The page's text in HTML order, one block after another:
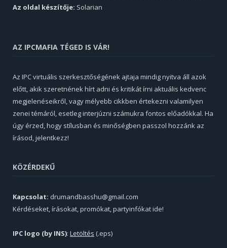
Az oldal készítője: Solarian
AZ IPCMAFIA TÉGED IS VÁR!
Az IPC virtuális szerkesztőségének ajtaja mindig nyitva áll azok
előtt, akik szeretnének hírt adni és kritikát írni aktuális kedvenc
megjelenéseikről, vagy mélyebb cikkben értekezni valamilyen
zenei témáról, esetleg interjúzni számukra fontos előadókkal. Ha
úgy érzed, hogy stílusban és minőségben passzol hozzánk az
írásod, jelentkezz!
KÖZÉRDEKŰ
Kapcsolat: drumandbasshu@gmail.com
Kérdéseket, írásokat, promókat, partyinfókat ide!
IPC logo (by INS): Letöltés (.eps)